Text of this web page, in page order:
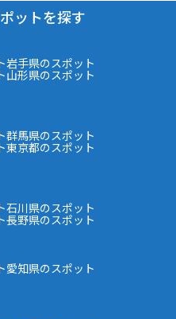
ットを探す
岩手県のスポット
山形県のスポット
群馬県のスポット
東京都のスポット
石川県のスポット
長野県のスポット
愛知県のスポット